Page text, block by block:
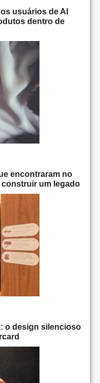
usuários de AI
dentro de
encontraram no
um legado
o design silencioso